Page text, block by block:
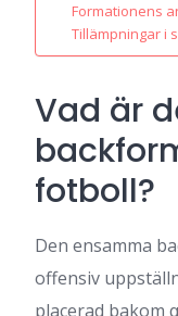
Formationens
Tillämpningar i
Vad är
fotboll?
Den ensamma
offensiv
placerad bakom